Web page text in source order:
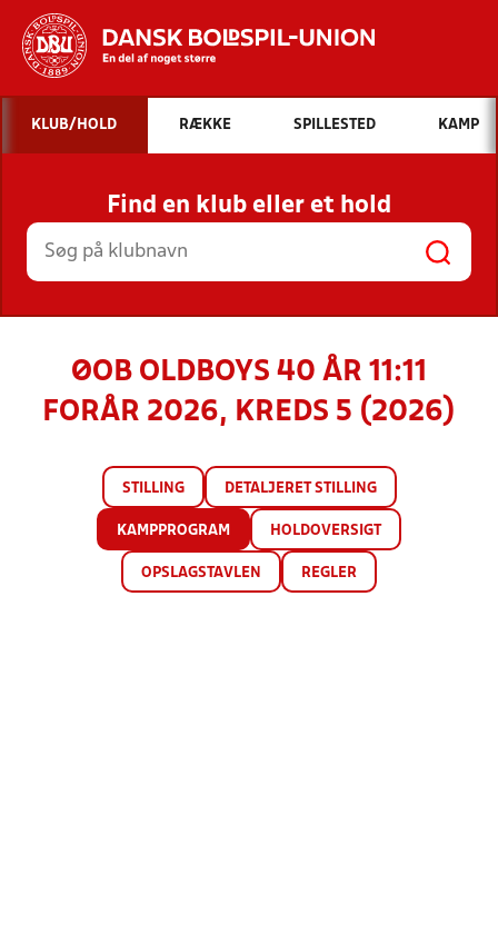
Hvad vil du søge efter?
INDHOLD OG NYHEDER
STILLINGER, RESULTATER, KLUBBER OG
HOLD
KLUB/HOLD RÆKKE SPILLESTED KAMP
Find en klub eller et hold
ØOB OLDBOYS 40 ÅR 11:11
FORÅR 2026, KREDS 5 (2026)
STILLING DETALJERET STILLING
KAMPPROGRAM HOLDOVERSIGT
OPSLAGSTAVLEN REGLER